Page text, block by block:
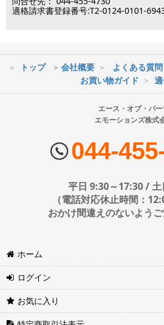
※最短到着をご希望の場合、時間指定不
※配送業者の状況により荷物に遅延が生
ヤマト運輸・佐川急便・日本郵便・西濃
配送会社はお選びいただけません。
時間指定は下記の通りです。
日時指定は4日後以降の指定となります
望の場合は備考欄に記入をお願いします
■地域ごとの最短配達日時について
地域ごとの最短配達日(配達時間)について
い。
ヤマト運輸サービスレベル一覧表(PDF)
土日祝日は出荷業務のみ行います。
土日祝日は電話・メールのお問い合わせ返
適格請求書登録番号:T2-0124-0101-
トップ 会社概要 よくある質問
お買い物ガイド
エース・オブ・パー
エモーションズ株式
044-
平日 9:30～17:30 / 土
（電話対応休止時間：
おかけ間違えのないよう
ホーム
ログイン
お気に入り